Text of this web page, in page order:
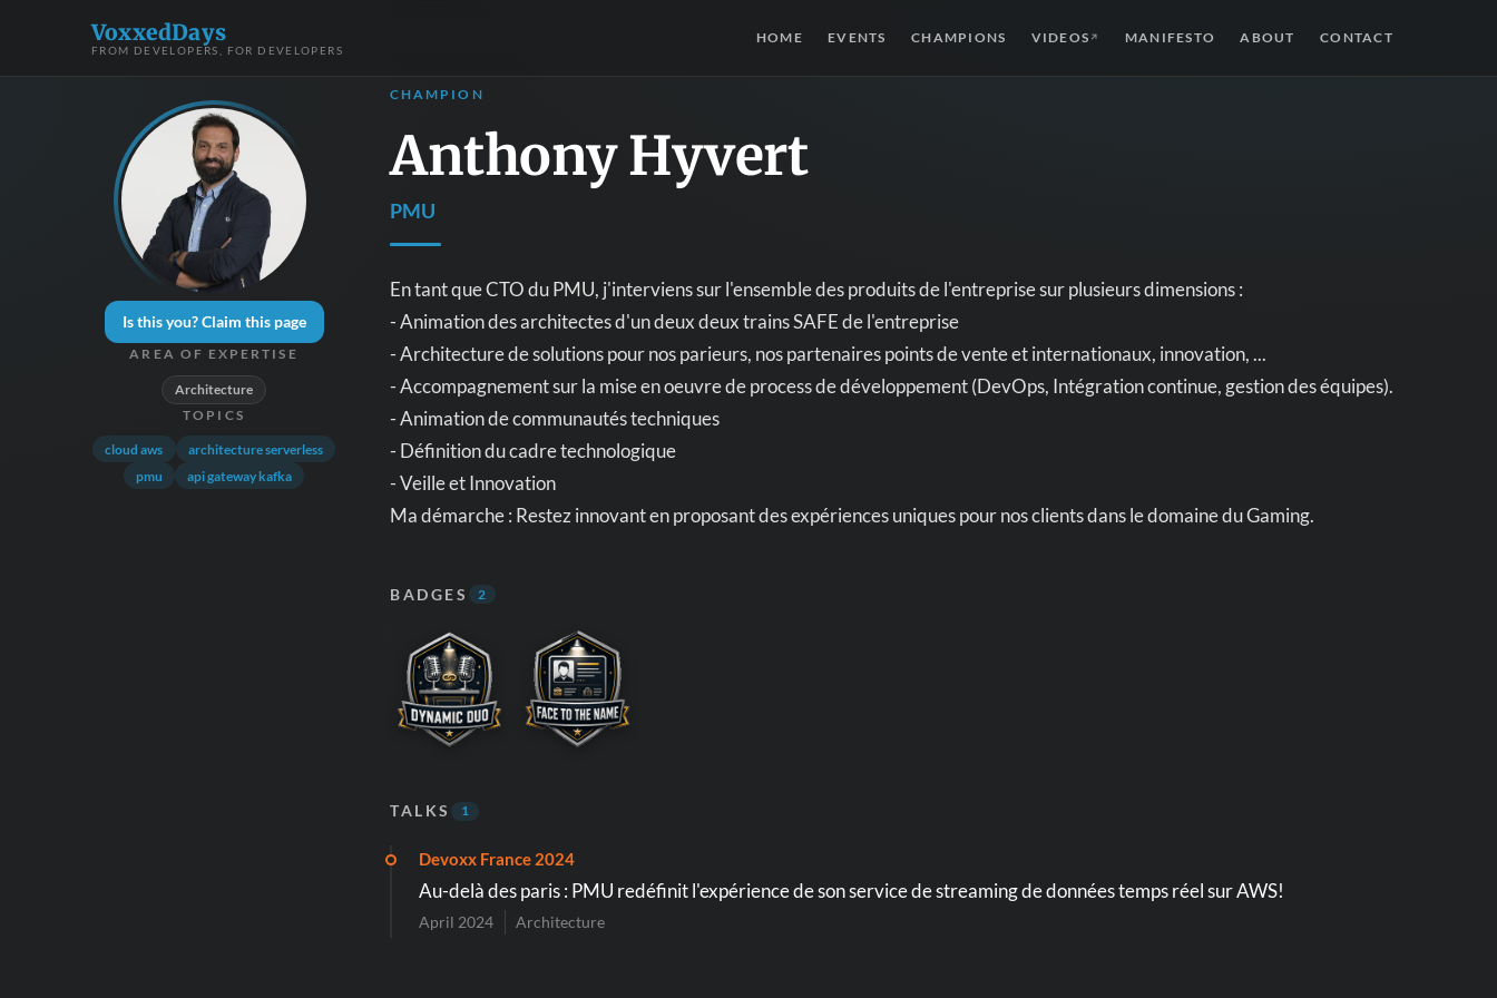
VoxxedDays
FROM DEVELOPERS, FOR DEVELOPERS
HOME EVENTS CHAMPIONS VIDEOS ↗ MANIFESTO ABOUT CONTACT
Is this you? Claim this page
AREA OF EXPERTISE
Architecture
TOPICS
cloud aws
architecture serverless
pmu
api gateway kafka
CHAMPION
Anthony Hyvert
PMU
En tant que CTO du PMU, j'interviens sur l'ensemble des produits de l'entreprise sur plusieurs dimensions :
- Animation des architectes d'un deux deux trains SAFE de l'entreprise
- Architecture de solutions pour nos parieurs, nos partenaires points de vente et internationaux, innovation, ...
- Accompagnement sur la mise en oeuvre de process de développement (DevOps, Intégration continue, gestion des équipes).
- Animation de communautés techniques
- Définition du cadre technologique
- Veille et Innovation
Ma démarche : Restez innovant en proposant des expériences uniques pour nos clients dans le domaine du Gaming.
BADGES 2
TALKS 1
Devoxx France 2024
Au-delà des paris : PMU redéfinit l'expérience de son service de streaming de données temps réel sur AWS!
April 2024 Architecture